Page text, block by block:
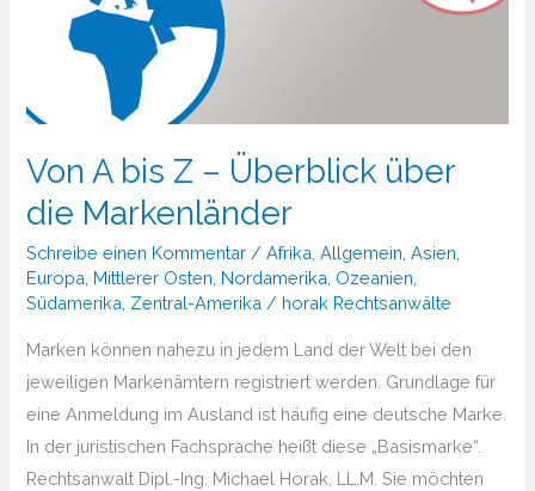
Von A bis Z – Überblick über
die Markenländer
Schreibe einen Kommentar /Afrika ,Allgemein ,Asien
Europa Mittlerer Osten Nordamerika Ozeanien
Südamerika Zentral-Amerika / horak Rechtsanwälte
Marken können nahezu in jedem Land der Welt bei den
jeweiligen Markenämtern registriert werden. Grundlage für
eine Anmeldung im Ausland ist häufig eine deutsche Marke.
In der juristischen Fachsprache heißt diese „Basismarke“.
Rechtsanwalt Dipl.-Ing. Michael Horak, LL.M. Sie möchten